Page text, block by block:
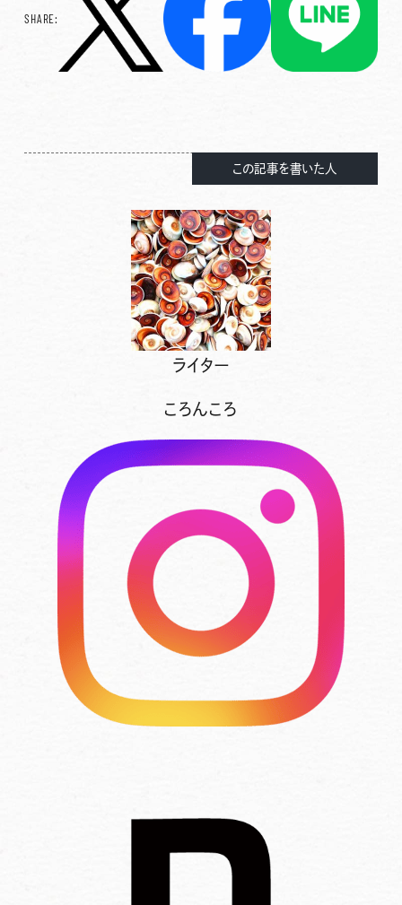
SHARE:
この記事を書いた人
ライター
ころんころ